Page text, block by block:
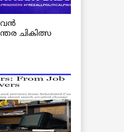
ചികിത്സ